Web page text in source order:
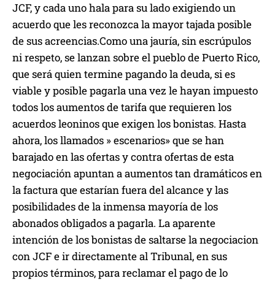
JCF, y cada uno hala para su lado exigiendo un
acuerdo que les reconozca la mayor tajada posible
de sus acreencias.Como una jauría, sin escrúpulos
ni respeto, se lanzan sobre el pueblo de Puerto Rico,
que será quien termine pagando la deuda, si es
viable y posible pagarla una vez le hayan impuesto
todos los aumentos de tarifa que requieren los
acuerdos leoninos que exigen los bonistas. Hasta
ahora, los llamados » escenarios» que se han
barajado en las ofertas y contra ofertas de esta
negociación apuntan a aumentos tan dramáticos en
la factura que estarían fuera del alcance y las
posibilidades de la inmensa mayoría de los
abonados obligados a pagarla. La aparente
intención de los bonistas de saltarse la negociacion
con JCF e ir directamente al Tribunal, en sus
propios términos, para reclamar el pago de lo